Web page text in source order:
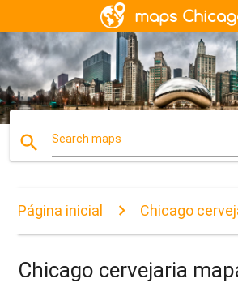
search Search maps
Página inicial Chicago
Chicago cervejaria